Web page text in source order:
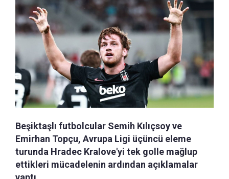
Beşiktaşlı futbolcular Semih Kılıçsoy ve
Emirhan Topçu, Avrupa Ligi üçüncü eleme
turunda Hradec Kralove'yi tek golle mağlup
ettikleri mücadelenin ardından açıklamalar